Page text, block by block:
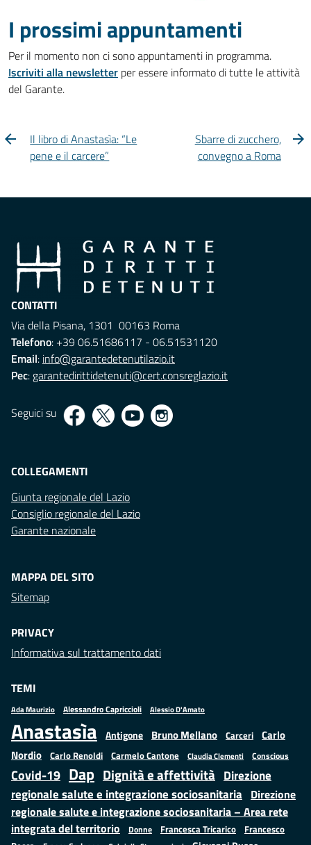
I prossimi appuntamenti
Per il momento non ci sono appuntamenti in programma.
Iscriviti alla newsletter per essere informato di tutte le attività
del Garante.
Il libro di Anastasìa: “Le
pene e il carcere”
Sbarre di zucchero,
convegno a Roma
CONTATTI
Via della Pisana, 1301 00163 Roma
Telefono: +39 06.51686117 - 06.51531120
Email: info@garantedetenutilazio.it
Pec: garantedirittidetenuti@cert.consreglazio.it
Seguici su
COLLEGAMENTI
Giunta regionale del Lazio
Consiglio regionale del Lazio
Garante nazionale
MAPPA DEL SITO
Sitemap
PRIVACY
Informativa sul trattamento dati
TEMI
Ada Maurizio Alessandro Capriccioli Alessio D'Amato
Anastasìa Antigone Bruno Mellano Carceri
Carlo
Nordio Carlo Renoldi Carmelo Cantone Claudia Clementi Conscious
Covid-19 Dap Dignità e affettività Direzione
regionale salute e integrazione sociosanitaria Direzione
regionale salute e integrazione sociosanitaria – Area rete
integrata del territorio
Donne Francesca Tricarico
Francesco